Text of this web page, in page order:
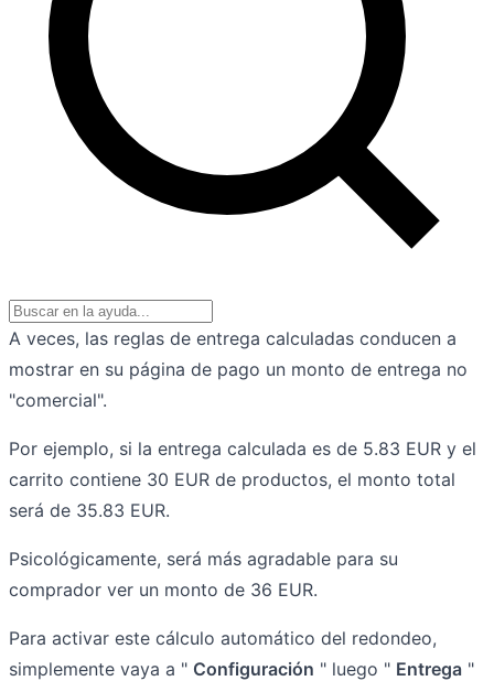
A veces, las reglas de entrega calculadas conducen a
mostrar en su página de pago un monto de entrega no
"comercial".
Por ejemplo, si la entrega calculada es de 5.83 EUR y el
carrito contiene 30 EUR de productos, el monto total
será de 35.83 EUR.
Psicológicamente, será más agradable para su
comprador ver un monto de 36 EUR.
Para activar este cálculo automático del redondeo,
simplemente vaya a " Configuración " luego " Entrega "